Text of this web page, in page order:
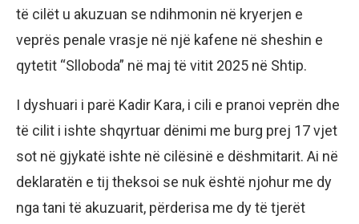
të cilët u akuzuan se ndihmonin në kryerjen e
veprës penale vrasje në një kafene në sheshin e
qytetit “Slloboda” në maj të vitit 2025 në Shtip.
I dyshuari i parë Kadir Kara, i cili e pranoi veprën dhe
të cilit i ishte shqyrtuar dënimi me burg prej 17 vjet
sot në gjykatë ishte në cilësinë e dëshmitarit. Ai në
deklaratën e tij theksoi se nuk është njohur me dy
nga tani të akuzuarit, përderisa me dy të tjerët